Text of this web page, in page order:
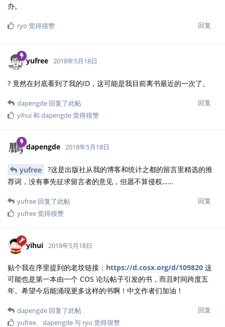
办。
回复
ryo 觉得很赞
yufree 2018年5月18日
? 竟然在封底看到了我的ID，这可能是我目前离书最近的一次了。
回复
dapengde 回复了此帖
yihui和 dapengde觉得很赞
dapengde 2018年5月18日
yufree
?这是出版社从我的博客和统计之都的留言里精选的推
荐词，没有事先征求留言者的意见，但愿不算侵权……
回复
yufree 回复了此帖
yufree觉得很赞
yihui 2018年5月18日
贴个我在序里提到的老坟链接： https://d.cosx.org/d/109820 这
可能也是第一本由一个 COS 论坛帖子引发的书，而且时间跨度五
年。希望今后能涌现更多这样的书啊！中文作者们加油！
回复
dapengde 回复了此帖
yufree、 dapengde与 ryo 觉得很赞